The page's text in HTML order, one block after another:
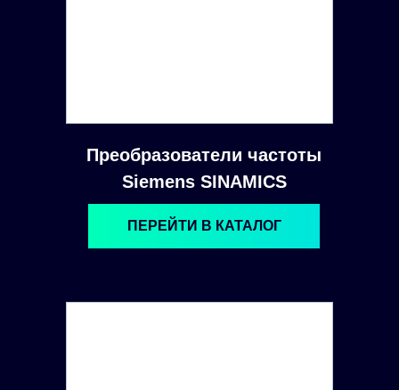
Преобразователи частоты
Siemens SINAMICS
ПЕРЕЙТИ В КАТАЛОГ